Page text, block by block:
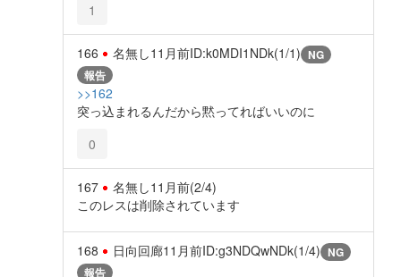
1
166 名無し11月前ID:k0MDI1NDk(1/1) NG
報告
>>162
突っ込まれるんだから黙ってればいいのに
0
167 名無し11月前(2/4)
このレスは削除されています
168 日向回廊11月前ID:g3NDQwNDk(1/4) NG
報告